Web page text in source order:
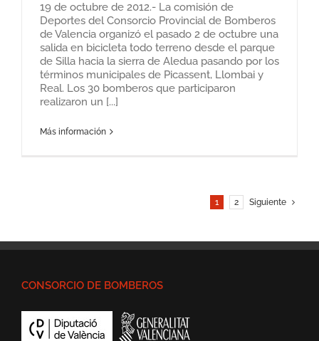
19 de octubre de 2012.- La comisión de
Deportes del Consorcio Provincial de Bomberos
de Valencia organizó el pasado 2 de octubre una
salida en bicicleta todo terreno desde el parque
de Silla hacia la sierra de Aledua pasando por los
términos municipales de Picassent, Llombai y
Real. Los 30 bomberos que participaron
realizaron un [...]
Más información
1 2 Siguiente
CONSORCIO DE BOMBEROS